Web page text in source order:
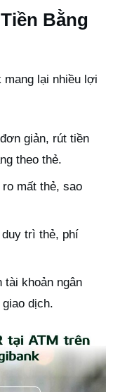
Bằng
mang lại nhiều lợi
giản, rút tiền
theo thẻ.
mất thẻ, sao
trì thẻ, phí
tài khoản ngân
dịch.